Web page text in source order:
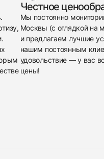
Честное
Мы постоянно
Москвы (с оглядкой на
и предлагаем лучшие
нашим постоянным
удовольствие — у вас
цены!